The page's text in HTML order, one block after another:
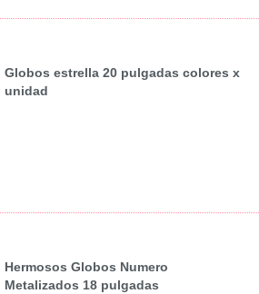
Globos estrella 20 pulgadas colores x
unidad
Hermosos Globos Numero
Metalizados 18 pulgadas